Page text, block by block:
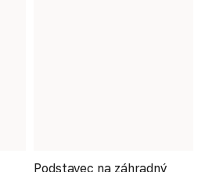
Podstavec na záhradný